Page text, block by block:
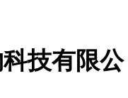
技有限公